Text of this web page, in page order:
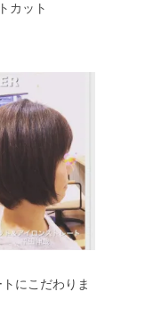
カット
にこだわりま